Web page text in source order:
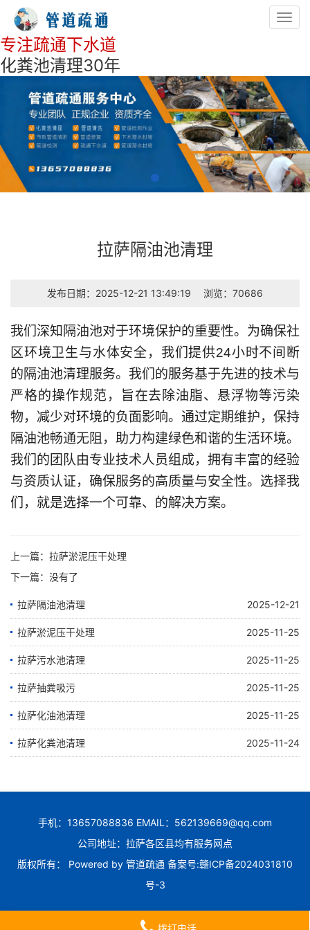
专注疏通下水道
化粪池清理30年
拉萨隔油池清理
发布日期：2025-12-21 13:49:19 浏览：70686
我们深知隔油池对于环境保护的重要性。为确保社
区环境卫生与水体安全，我们提供24小时不间断
的隔油池清理服务。我们的服务基于先进的技术与
严格的操作规范，旨在去除油脂、悬浮物等污染
物，减少对环境的负面影响。通过定期维护，保持
隔油池畅通无阻，助力构建绿色和谐的生活环境。
我们的团队由专业技术人员组成，拥有丰富的经验
与资质认证，确保服务的高质量与安全性。选择我
们，就是选择一个可靠、的解决方案。
上一篇： 拉萨淤泥压干处理
下一篇：没有了
拉萨隔油池清理 2025-12-21
拉萨淤泥压干处理 2025-11-25
拉萨污水池清理 2025-11-25
拉萨抽粪吸污 2025-11-25
拉萨化油池清理 2025-11-25
拉萨化粪池清理 2025-11-24
手机：13657088836 EMAIL：562139669@qq.com
公司地址：拉萨各区县均有服务网点
版权所有： Powered by 管道疏通 备案号:赣ICP备2024031810
号-3